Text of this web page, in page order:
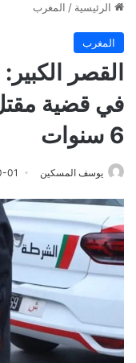
الرئيسية / المغرب
المغرب
في قضية
6 سنوات
يوسف المسكين 01